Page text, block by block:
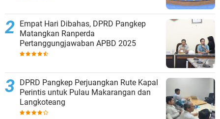
Empat Hari Dibahas, DPRD Pangkep
Matangkan Ranperda
Pertanggungjawaban APBD 2025
DPRD Pangkep Perjuangkan Rute Kapal
Perintis untuk Pulau Makarangan dan
Langkoteang